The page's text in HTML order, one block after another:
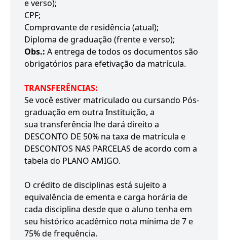
e verso);
CPF;
Comprovante de residência (atual);
Diploma de graduação (frente e verso);
Obs.: A entrega de todos os documentos são
obrigatórios para efetivação da matrícula.
TRANSFERÊNCIAS:
Se você estiver matriculado ou cursando Pós-
graduação em outra Instituição, a
sua transferência lhe dará direito a
DESCONTO DE 50% na taxa de matrícula e
DESCONTOS NAS PARCELAS de acordo com a
tabela do PLANO AMIGO.
O crédito de disciplinas está sujeito a
equivalência de ementa e carga horária de
cada disciplina desde que o aluno tenha em
seu histórico acadêmico nota mínima de 7 e
75% de frequência.